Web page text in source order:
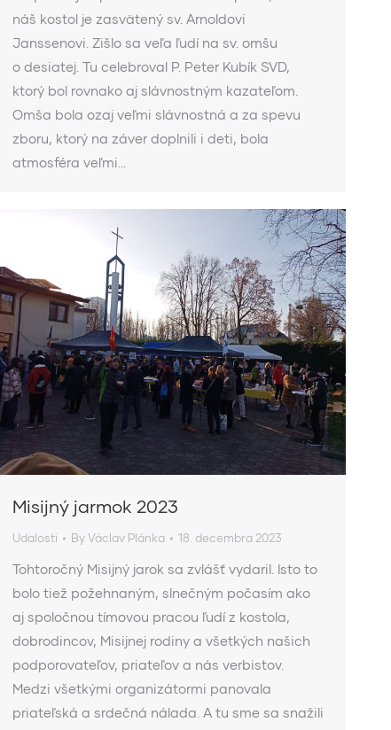
náš kostol je zasvätený sv. Arnoldovi
Janssenovi. Zišlo sa veľa ľudí na sv. omšu
o desiatej. Tu celebroval P. Peter Kubík SVD,
ktorý bol rovnako aj slávnostným kazateľom.
Omša bola ozaj veľmi slávnostná a za spevu
zboru, ktorý na záver doplnili i deti, bola
atmosféra veľmi…
Misijný jarmok 2023
Udalosti ByVáclav Plánka 18. decembra 2023
Tohtoročný Misijný jarok sa zvlášť vydaril. Isto to
bolo tiež požehnaným, slnečným počasím ako
aj spoločnou tímovou pracou ľudí z kostola,
dobrodincov, Misijnej rodiny a všetkých našich
podporovateľov, priateľov a nás verbistov.
Medzi všetkými organizátormi panovala
priateľská a srdečná nálada. A tu sme sa snažili